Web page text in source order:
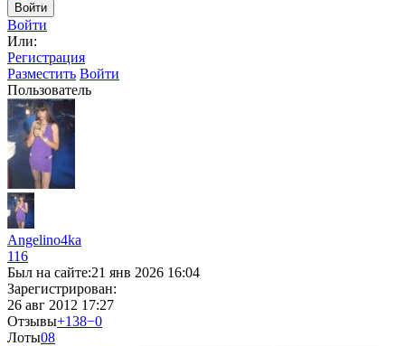
Войти
Войти
Или:
Регистрация
Разместить Войти
Пользователь
Angelino4ka
116
Был на сайте:21 янв 2026 16:04
Зарегистрирован:
26 авг 2012 17:27
Отзывы+138−0
Лоты08